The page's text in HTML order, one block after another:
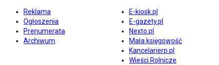
Reklama
Ogłoszenia
Prenumerata
Archiwum
E-kiosk.pl
E-gazety.pl
Nexto.pl
Mała księgowość
Kancelarierp.pl
Wieści Rolnicze